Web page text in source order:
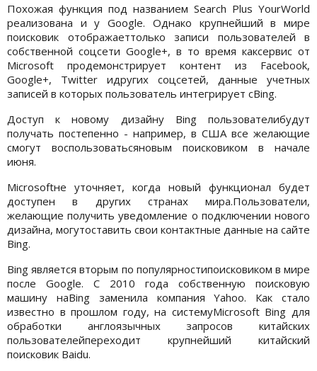
Похожая функция под названием Search Plus YourWorld
реализована и у Google. Однако крупнейший в мире
поисковик отображаеттолько записи пользователей в
собственной соцсети Google+, в то время каксервис от
Microsoft продемонстрирует контент из Facebook,
Google+, Twitter идругих соцсетей, данные учетных
записей в которых пользователь интегрирует сBing.
Доступ к новому дизайну Bing пользователибудут
получать постепенно - например, в США все желающие
смогут воспользоватьсяновым поисковиком в начале
июня.
Microsoftне уточняет, когда новый функционал будет
доступен в других странах мира.Пользователи,
желающие получить уведомление о подключении нового
дизайна, могутоставить свои контактные данные на сайте
Bing.
Bing является вторым по популярностипоисковиком в мире
после Google. С 2010 года собственную поисковую
машину наBing заменила компания Yahoo. Как стало
известно в прошлом году, на системуMicrosoft Bing для
обработки англоязычных запросов китайских
пользователейпереходит крупнейший китайский
поисковик Baidu.